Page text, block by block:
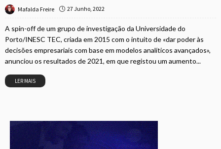
Mafalda Freire 27 Junho, 2022
A spin-off de um grupo de investigação da Universidade do
Porto/INESC TEC, criada em 2015 com o intuito de «dar poder às
decisões empresariais com base em modelos analíticos avançados»,
anunciou os resultados de 2021, em que registou um aumento...
LER MAIS